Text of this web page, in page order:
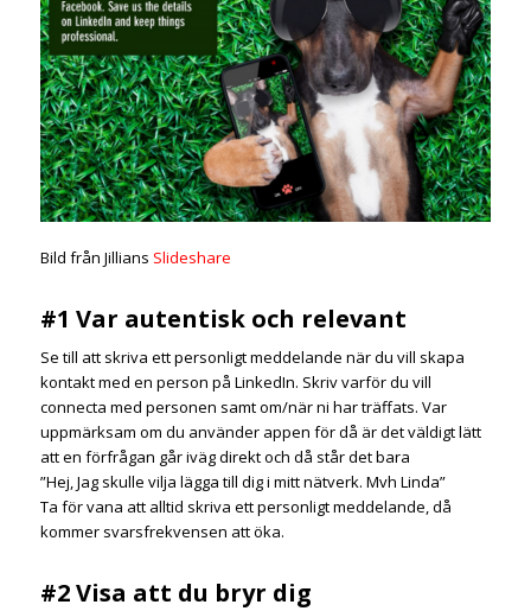
Bild från Jillians Slideshare
#1 Var autentisk och relevant
Se till att skriva ett personligt meddelande när du vill skapa
kontakt med en person på LinkedIn. Skriv varför du vill
connecta med personen samt om/när ni har träffats. Var
uppmärksam om du använder appen för då är det väldigt lätt
att en förfrågan går iväg direkt och då står det bara
”Hej, Jag skulle vilja lägga till dig i mitt nätverk. Mvh Linda”
Ta för vana att alltid skriva ett personligt meddelande, då
kommer svarsfrekvensen att öka.
#2 Visa att du bryr dig